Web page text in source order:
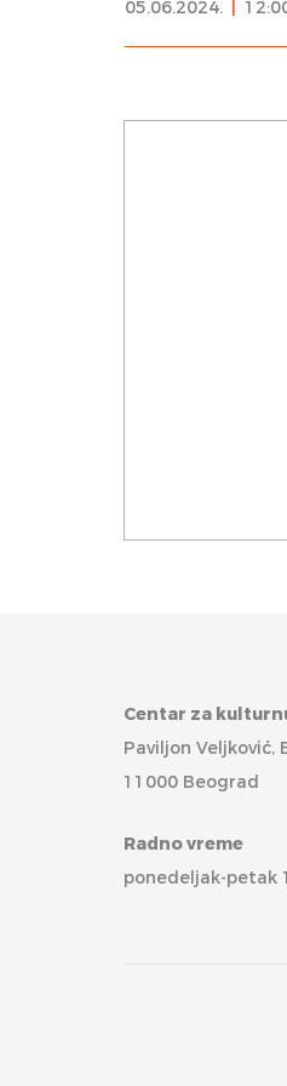
05.06.2024.
Centar za
Paviljon Veljković,
11000 Beograd
Radno vreme
ponedeljak-petak